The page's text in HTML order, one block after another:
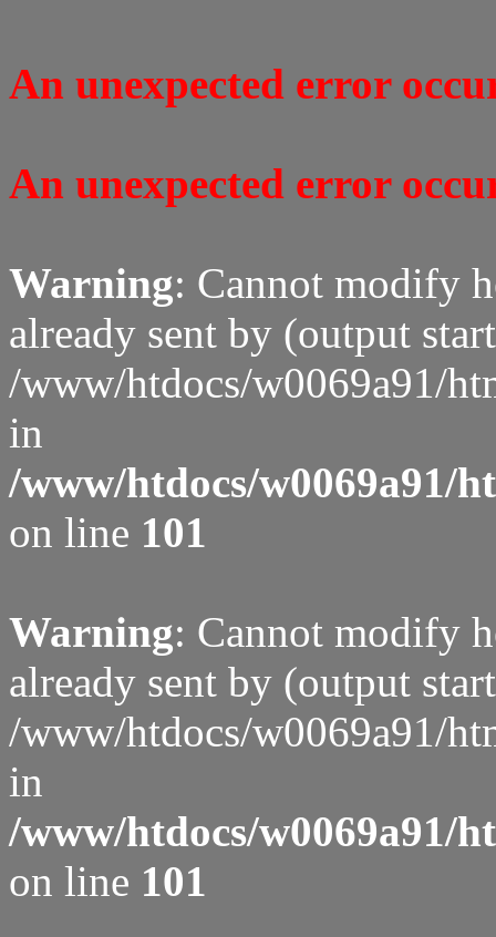
An unexpected error
An unexpected error
Warning: Cannot modify
already sent by (output
/www/htdocs/w0069a91/
in
/www/htdocs/w0069a91/
on line 101
Warning: Cannot modify
already sent by (output
/www/htdocs/w0069a91/
in
/www/htdocs/w0069a91/
on line 101